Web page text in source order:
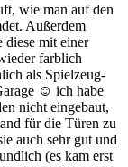
wie man auf den
Außerdem
diese mit einer
farblich
als Spielzeug-
☺️ ich habe
nicht eingebaut,
für die Türen zu
auch sehr gut und
(es kam erst